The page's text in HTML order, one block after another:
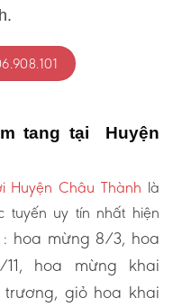
tang tại Huyện
Huyện Châu Thành là
tuyến uy tín nhất hiện
hoa mừng 8/3, hoa
hoa mừng khai
giỏ hoa khai